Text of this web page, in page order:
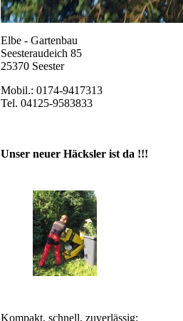
Elbe - Gartenbau
Seesteraudeich 85
25370 Seester
Mobil.: 0174-9417313
Tel. 04125-9583833
Unser neuer Häcksler ist da !!!
Kompakt, schnell, zuverlässig: